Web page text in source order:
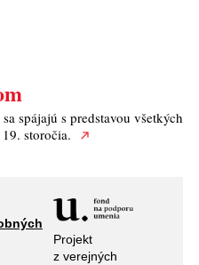
spájajú s predstavou všetkých
storočia.
Projekt
z verejných